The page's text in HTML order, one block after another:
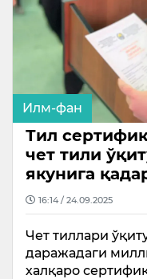
Илм-фан
Тил
чет тили
якунига
16:14 / 24.09.2025
Чет тиллари
даражадаги
халқаро